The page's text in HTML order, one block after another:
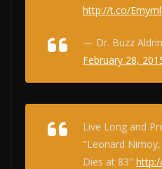
http://t.co/
— Dr. Buzz
February 28,
Live Long and
"Leonard
Dies at 83"